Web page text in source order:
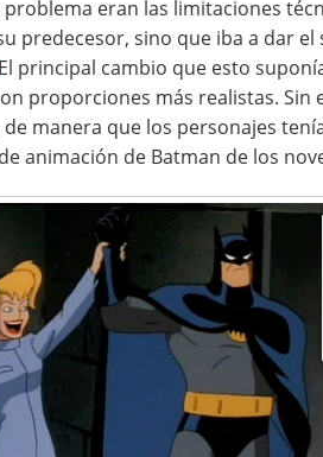
problema eran las limitaciones
predecesor, sino que iba a dar
principal cambio que esto
proporciones más realistas.
manera que los personajes
animación de Batman de los